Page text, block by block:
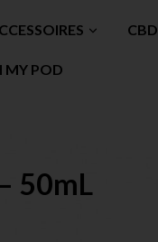
CBD
MY POD
50mL